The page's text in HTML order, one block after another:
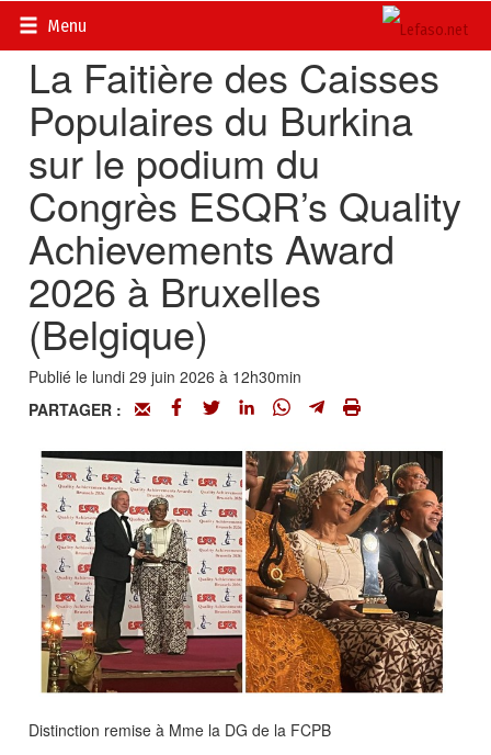
Menu
Accueil>
La Faitière des Caisses
Populaires du Burkina
sur le podium du
Congrès ESQR’s Quality
Achievements Award
2026 à Bruxelles
(Belgique)
Publié le lundi 29 juin 2026 à 12h30min
PARTAGER :
Distinction remise à Mme la DG de la FCPB